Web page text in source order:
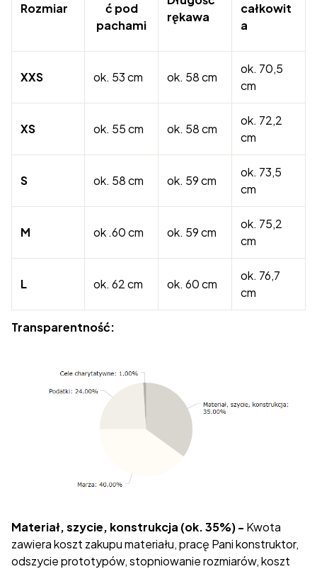
Rozmiar
ć pod
pachami
rękawa
całkowit
a
XXS ok. 53 cm ok. 58 cm
ok. 70,5
cm
XS ok. 55 cm ok. 58 cm
ok. 72,2
cm
S ok. 58 cm ok. 59 cm
ok. 73,5
cm
M ok .60 cm ok. 59 cm
ok. 75,2
cm
L ok. 62 cm ok. 60 cm
ok. 76,7
cm
Transparentność:
Materiał, szycie, konstrukcja (ok. 35%) - Kwota
zawiera koszt zakupu materiału, pracę Pani konstruktor,
odszycie prototypów, stopniowanie rozmiarów, koszt